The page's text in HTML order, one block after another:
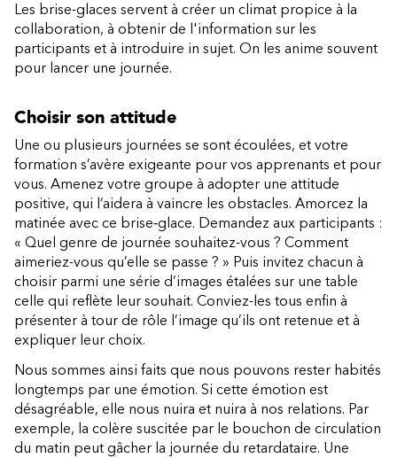
Les brise-glaces servent à créer un climat propice à la
collaboration, à obtenir de l'information sur les
participants et à introduire in sujet. On les anime souvent
pour lancer une journée.
Choisir son attitude
Une ou plusieurs journées se sont écoulées, et votre
formation s’avère exigeante pour vos apprenants et pour
vous. Amenez votre groupe à adopter une attitude
positive, qui l’aidera à vaincre les obstacles. Amorcez la
matinée avec ce brise‑glace. Demandez aux participants :
« Quel genre de journée souhaitez-vous ? Comment
aimeriez-vous qu’elle se passe ? » Puis invitez chacun à
choisir parmi une série d’images étalées sur une table
celle qui reflète leur souhait. Conviez-les tous enfin à
présenter à tour de rôle l’image qu’ils ont retenue et à
expliquer leur choix.
Nous sommes ainsi faits que nous pouvons rester habités
longtemps par une émotion. Si cette émotion est
désagréable, elle nous nuira et nuira à nos relations. Par
exemple, la colère suscitée par le bouchon de circulation
du matin peut gâcher la journée du retardataire. Une